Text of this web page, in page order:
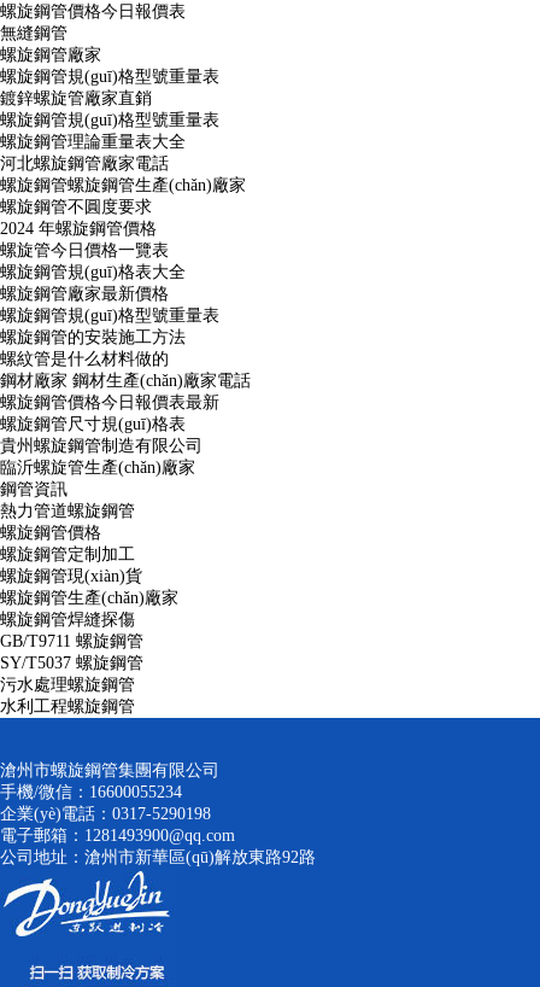
螺旋鋼管價格今日報價表
無縫鋼管
螺旋鋼管廠家
螺旋鋼管規(guī)格型號重量表
鍍鋅螺旋管廠家直銷
螺旋鋼管規(guī)格型號重量表
螺旋鋼管理論重量表大全
河北螺旋鋼管廠家電話
螺旋鋼管螺旋鋼管生產(chǎn)廠家
螺旋鋼管不圓度要求
2024 年螺旋鋼管價格
螺旋管今日價格一覽表
螺旋鋼管規(guī)格表大全
螺旋鋼管廠家最新價格
螺旋鋼管規(guī)格型號重量表
螺旋鋼管的安裝施工方法
螺紋管是什么材料做的
鋼材廠家 鋼材生產(chǎn)廠家電話
螺旋鋼管價格今日報價表最新
螺旋鋼管尺寸規(guī)格表
貴州螺旋鋼管制造有限公司
臨沂螺旋管生產(chǎn)廠家
鋼管資訊
熱力管道螺旋鋼管
螺旋鋼管價格
螺旋鋼管定制加工
螺旋鋼管現(xiàn)貨
螺旋鋼管生產(chǎn)廠家
螺旋鋼管焊縫探傷
GB/T9711 螺旋鋼管
SY/T5037 螺旋鋼管
污水處理螺旋鋼管
水利工程螺旋鋼管
滄州市螺旋鋼管集團有限公司
手機/微信：16600055234
企業(yè)電話：0317-5290198
電子郵箱：1281493900@qq.com
公司地址：滄州市新華區(qū)解放東路92路